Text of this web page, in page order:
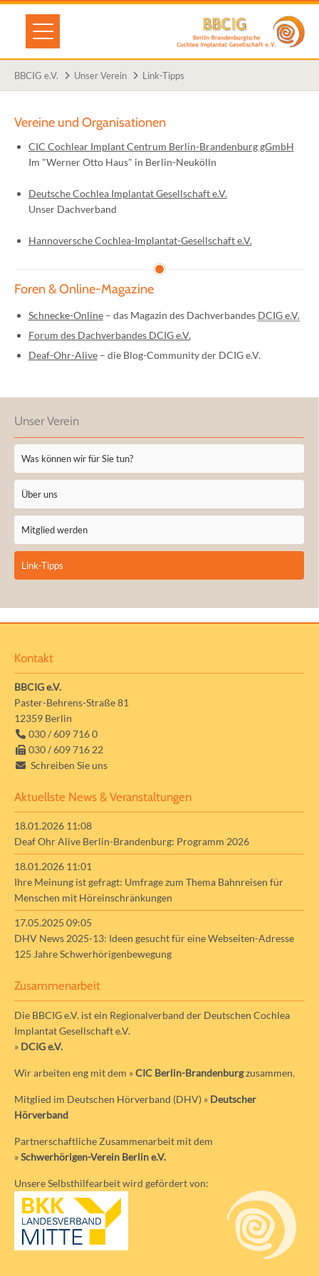
BBCIG e.V. Unser Verein Link-Tipps
Vereine und Organisationen
CIC Cochlear Implant Centrum Berlin-Brandenburg gGmbH
Im "Werner Otto Haus" in Berlin-Neukölln
Deutsche Cochlea Implantat Gesellschaft e.V.
Unser Dachverband
Hannoversche Cochlea-Implantat-Gesellschaft e.V.
Foren & Online-Magazine
Schnecke-Online– das Magazin des Dachverbandes DCIG e.V.
Forum des Dachverbandes DCIG e.V.
Deaf-Ohr-Alive– die Blog-Community der DCIG e.V.
Unser Verein
Was können wir für Sie tun?
Über uns
Mitglied werden
Link-Tipps
Kontakt
BBCIG e.V.
Paster-Behrens-Straße 81
12359 Berlin
030 / 609 716 0
030 / 609 716 22
Schreiben Sie uns
Aktuellste News & Veranstaltungen
18.01.2026 11:08
Deaf Ohr Alive Berlin-Brandenburg: Programm 2026
18.01.2026 11:01
Ihre Meinung ist gefragt: Umfrage zum Thema Bahnreisen für
Menschen mit Höreinschränkungen
17.05.2025 09:05
DHV News 2025-13: Ideen gesucht für eine Webseiten-Adresse
125 Jahre Schwerhörigenbewegung
Zusammenarbeit
Die BBCIG e.V. ist ein Regionalverband der Deutschen Cochlea
Implantat Gesellschaft e.V.
» DCIG e.V.
Wir arbeiten eng mit dem »CIC Berlin-Brandenburgzusammen.
Mitglied im Deutschen Hörverband (DHV) » Deutscher
Hörverband
Partnerschaftliche Zusammenarbeit mit dem
»Schwerhörigen-Verein Berlin e.V.
Unsere Selbsthilfearbeit wird gefördert von: